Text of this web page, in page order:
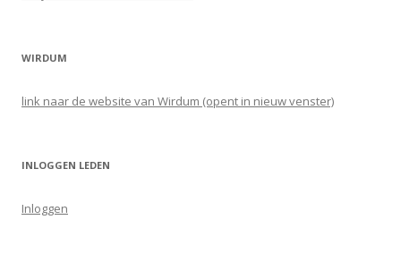
WIRDUM
link naar de website van Wirdum (opent in nieuw venster)
INLOGGEN LEDEN
Inloggen